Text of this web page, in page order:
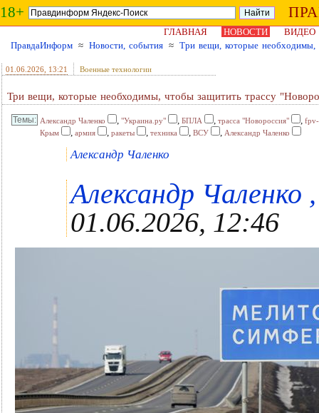
18+
ГЛАВНАЯ НОВОСТИ
ВИДЕО
ПравдаИнформ ≈ Новости, события ≈ Три вещи, которые необходимы,
01.06.2026 , 13:21 Военные технологии
Три вещи, которые необходимы, чтобы защитить трассу
Александр Чаленко , "Украина.ру" , БПЛА , трасса "Новороссия" ,
Крым
, армия , ракеты , техника , ВСУ , Александр Чаленко
Александр Чаленко
Александр
01.06.2026, 12:46